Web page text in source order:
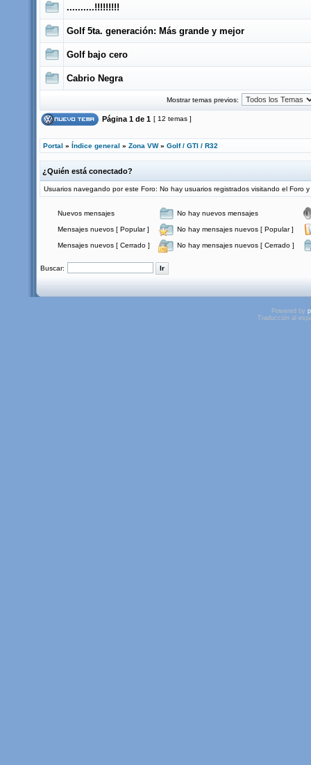
..........!!!!!!!!!
Golf 5ta. generación: Más grande y mejor
Golf bajo cero
Cabrio Negra
Mostrar temas previos:
Página 1 de 1 [ 12 temas ]
Portal » Índice general » Zona VW» Golf / GTI / R32
¿Quién está conectado?
Usuarios navegando por este Foro: No hay usuarios registrados visitando el Foro
Nuevos mensajes No hay nuevos mensajes
Mensajes nuevos [ Popular ] No hay mensajes nuevos [ Popular ]
Mensajes nuevos [ Cerrado ] No hay mensajes nuevos [ Cerrado ]
Buscar:
Powered by
Traducción al